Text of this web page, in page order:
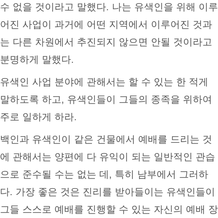
수 없을 것이라고 말했다. 나는 유색인을 위해 이루
어진 사업이 과거에 어떤 지역에서 이루어진 것과
는 다른 차원에서 추진되지 않으면 안될 것이라고
분명하게 말했다.
유색인 사업 분야에 관해서는 할 수 있는 한 적게
말하도록 하고, 유색인들이 그들의 종족을 위하여
주로 일하게 하라.
백인과 유색인이 같은 건물에서 예배를 드리는 것
에 관해서는 양편에 다 유익이 되는 일반적인 관습
으로 준수될 수는 없는 데, 특히 남부에서 그러하
다. 가장 좋은 것은 진리를 받아들이는 유색인들이
그들 스스로 예배를 진행할 수 있는 자신의 예배 장